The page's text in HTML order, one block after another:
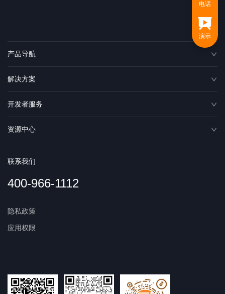
产品导航
解决方案
开发者服务
资源中心
联系我们
400-966-1112
隐私政策
应用权限
电话
演示